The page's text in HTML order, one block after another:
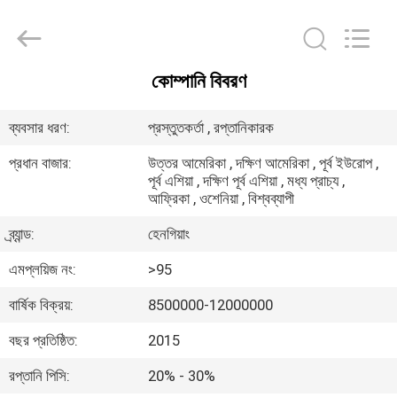
পণ্য
সম্পর্কে
কারখানা
ভ্রমণ
মান
Industrial
কোম্পানি বিবরণ
ব্যবসার ধরণ:
প্রস্তুতকর্তা , রপ্তানিকারক
প্রধান বাজার:
উত্তর আমেরিকা , দক্ষিণ আমেরিকা , পূর্ব ইউরোপ ,
পূর্ব এশিয়া , দক্ষিণ পূর্ব এশিয়া , মধ্য প্রাচ্য ,
আফ্রিকা , ওশেনিয়া , বিশ্বব্যাপী
ব্র্যান্ড:
হেনগিয়াং
এমপ্লয়িজ নং:
>95
বার্ষিক বিক্রয়:
8500000-12000000
বছর প্রতিষ্ঠিত:
2015
রপ্তানি পিসি:
20% - 30%